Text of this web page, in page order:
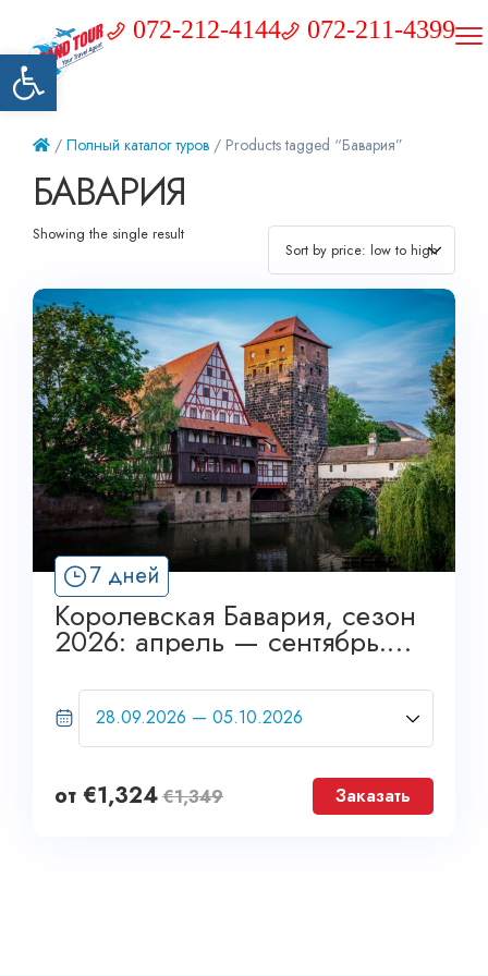
Открыть панель инструментов
072-212-4144 072-211-4399
/ Полный каталог туров / Products tagged “Бавария”
БАВАРИЯ
Showing the single result
7 дней
Королевская Бавария, сезон
2026: апрель — сентябрь.
Эшет Турс
от €1,324€1,349 Заказать